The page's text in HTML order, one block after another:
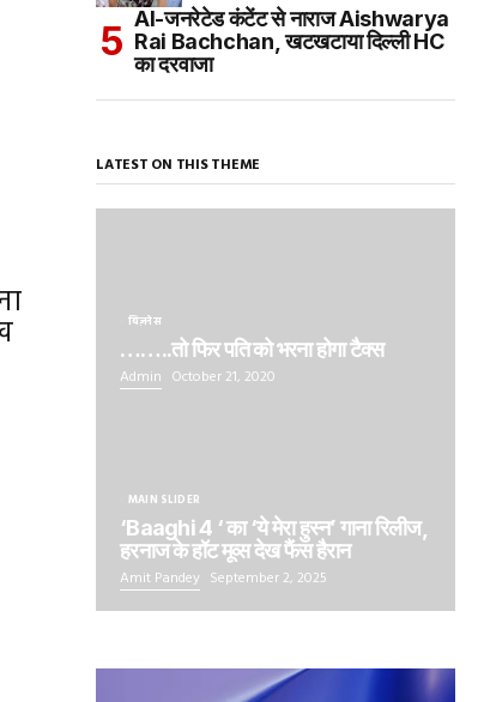
AI-जनरेटेड कंटेंट से नाराज Aishwarya
Rai Bachchan, खटखटाया दिल्ली HC
का दरवाजा
LATEST ON THIS THEME
बिज़नेस
……..तो फिर पति को भरना होगा टैक्स
Admin October 21, 2020
MAIN SLIDER
‘Baaghi 4 ‘ का ‘ये मेरा हुस्न’ गाना रिलीज,
हरनाज के हॉट मूव्स देख फैंस हैरान
Amit Pandey September 2, 2025